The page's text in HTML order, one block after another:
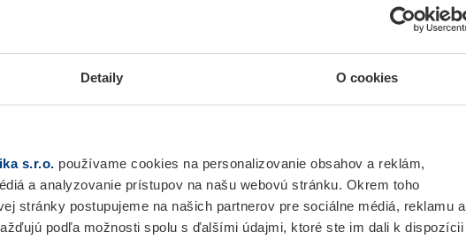
Detaily O cookies
s.r.o. používame cookies na personalizovanie obsahov a reklám,
a analyzovanie prístupov na našu webovú stránku. Okrem toho
stránky postupujeme na našich partnerov pre sociálne médiá, reklamu a
podľa možnosti spolu s ďalšími údajmi, ktoré ste im dali k dispozícii